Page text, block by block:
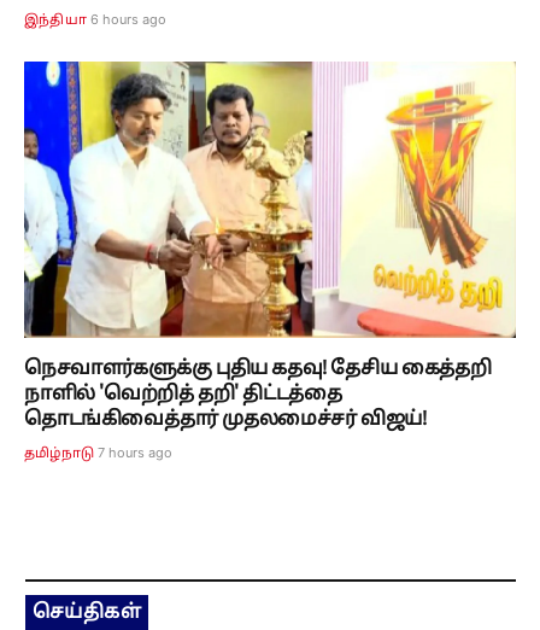
இந்தியா 6 hours ago
நெசவாளர்களுக்கு புதிய கதவு! தேசிய கைத்தறி
நாளில் 'வெற்றித் தறி' திட்டத்தை
தொடங்கிவைத்தார் முதலமைச்சர் விஜய்!
தமிழ்நாடு 7 hours ago
செய்திகள்